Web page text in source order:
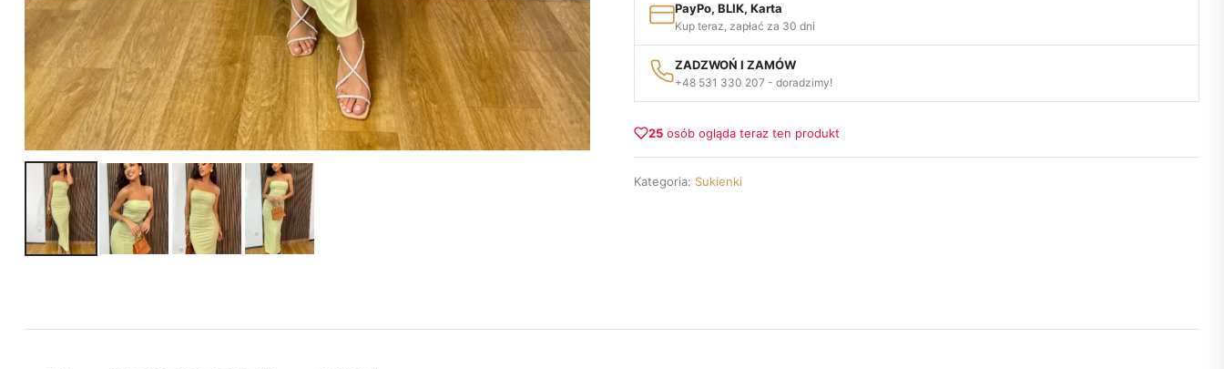
PayPo, BLIK, Karta
Kup teraz, zapłać za 30 dni
ZADZWOŃ I ZAMÓW
+48 531 330 207 - doradzimy!
25 osób ogląda teraz ten produkt
Kategoria: Sukienki